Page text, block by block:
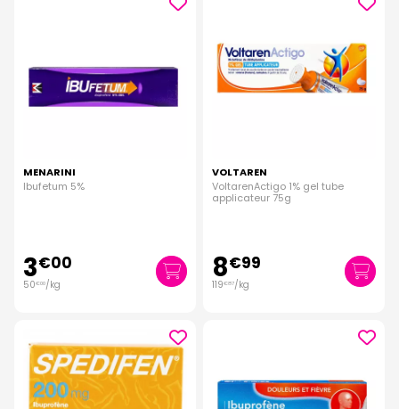
MENARINI
Ibufetum 5%
3€00
50€00/kg
VOLTAREN
VoltarenActigo 1% gel tube
applicateur 75g
8€99
119€87/kg